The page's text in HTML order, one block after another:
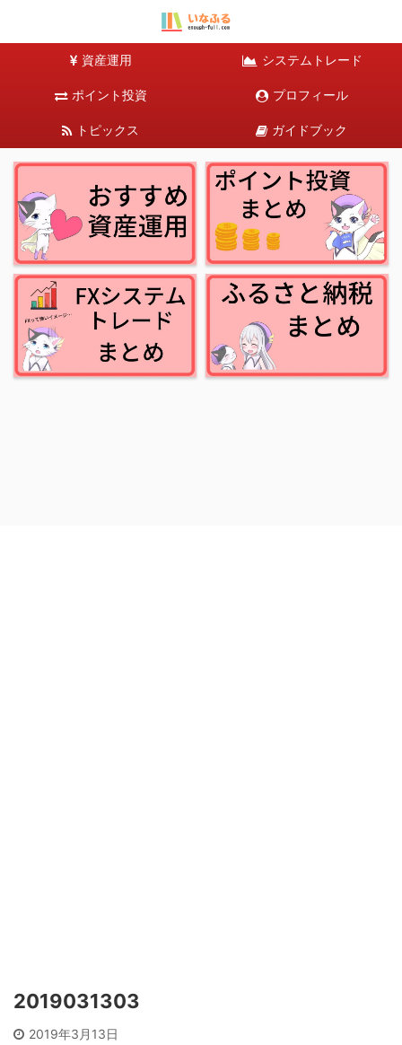
資産運用 システムトレード
ポイント投資 プロフィール
トピックス ガイドブック
2019031303
2019年3月13日